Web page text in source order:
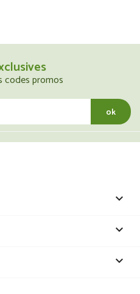
codes promos


